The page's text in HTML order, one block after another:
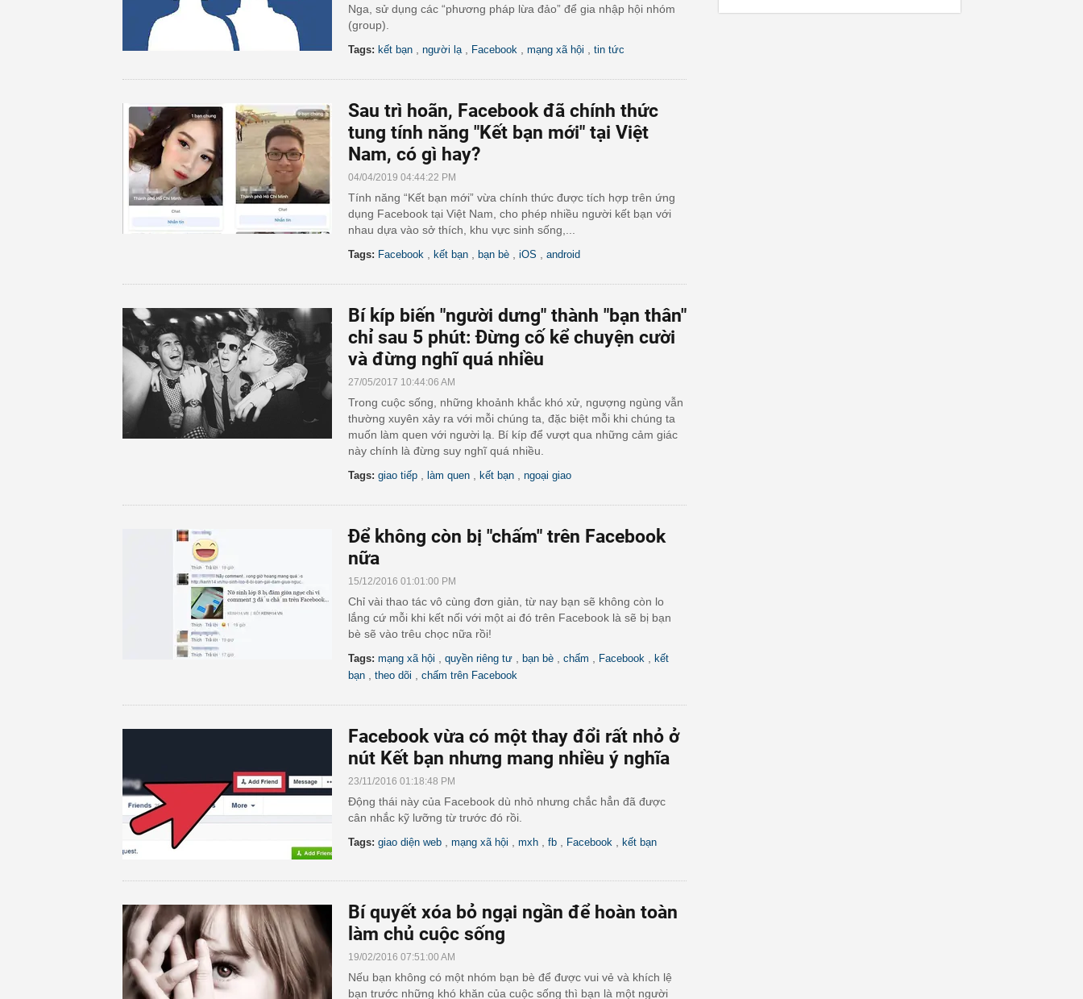
Nga, sử dụng các “phương pháp lừa đảo” để gia nhập hội nhóm
(group).
Tags: kết bạn người lạ Facebook mạng xã hội tin tức
Sau trì hoãn, Facebook đã chính thức
tung tính năng "Kết bạn mới" tại Việt
Nam, có gì hay?
04/04/2019 04:44:22 PM
Tính năng “Kết bạn mới” vừa chính thức được tích hợp trên ứng
dụng Facebook tại Việt Nam, cho phép nhiều người kết bạn với
nhau dựa vào sở thích, khu vực sinh sống,...
Tags: Facebook kết bạn bạn bè iOS android
Bí kíp biến "người dưng" thành "bạn thân"
chỉ sau 5 phút: Đừng cố kể chuyện cười
và đừng nghĩ quá nhiều
27/05/2017 10:44:06 AM
Trong cuộc sống, những khoảnh khắc khó xử, ngượng ngùng vẫn
thường xuyên xảy ra với mỗi chúng ta, đặc biệt mỗi khi chúng ta
muốn làm quen với người lạ. Bí kíp để vượt qua những cảm giác
này chính là đừng suy nghĩ quá nhiều.
Tags: giao tiếp làm quen kết bạn ngoại giao
Để không còn bị "chấm" trên Facebook
nữa
15/12/2016 01:01:00 PM
Chỉ vài thao tác vô cùng đơn giản, từ nay bạn sẽ không còn lo
lắng cứ mỗi khi kết nối với một ai đó trên Facebook là sẽ bị bạn
bè sẽ vào trêu chọc nữa rồi!
Tags: mạng xã hội quyền riêng tư bạn bè chấm Facebook
kết
bạn
theo dõi chấm trên Facebook
Facebook vừa có một thay đổi rất nhỏ ở
nút Kết bạn nhưng mang nhiều ý nghĩa
23/11/2016 01:18:48 PM
Động thái này của Facebook dù nhỏ nhưng chắc hẳn đã được
cân nhắc kỹ lưỡng từ trước đó rồi.
Tags: giao diện web mạng xã hội mxh fb Facebook kết bạn
Bí quyết xóa bỏ ngại ngần để hoàn toàn
làm chủ cuộc sống
19/02/2016 07:51:00 AM
Nếu bạn không có một nhóm bạn bè để được vui vẻ và khích lệ
bạn trước những khó khăn của cuộc sống thì bạn là một người